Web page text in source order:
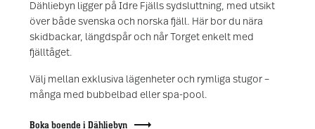
Dähliebyn ligger på Idre Fjälls sydsluttning, med utsikt
över både svenska och norska fjäll. Här bor du nära
skidbackar, längdspår och når Torget enkelt med
fjälltåget.
Välj mellan exklusiva lägenheter och rymliga stugor –
många med bubbelbad eller spa-pool.
Boka boende i Dähliebyn